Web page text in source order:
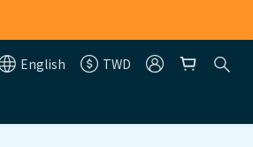
English
TWD